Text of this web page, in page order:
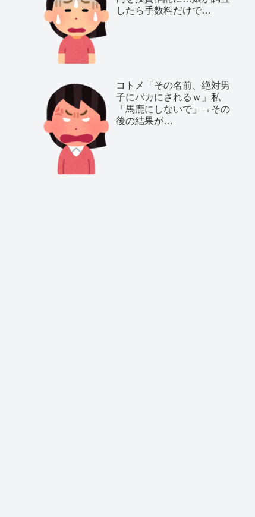
したら手数料だけで…
コトメ「その名前、絶対男
子にバカにされるｗ」私
「馬鹿にしないで」→その
後の結果が…